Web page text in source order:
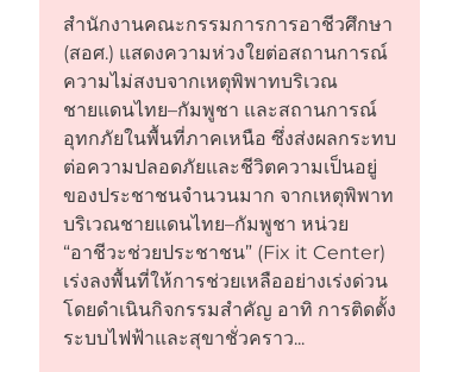
สำนักงานคณะกรรมการการอาชีวศึกษา
(สอศ.) แสดงความห่วงใยต่อสถานการณ์
ความไม่สงบจากเหตุพิพาทบริเวณ
ชายแดนไทย–กัมพูชา และสถานการณ์
อุทกภัยในพื้นที่ภาคเหนือ ซึ่งส่งผลกระทบ
ต่อความปลอดภัยและชีวิตความเป็นอยู่
ของประชาชนจำนวนมาก จากเหตุพิพาท
บริเวณชายแดนไทย–กัมพูชา หน่วย
“อาชีวะช่วยประชาชน” (Fix it Center)
เร่งลงพื้นที่ให้การช่วยเหลืออย่างเร่งด่วน
โดยดำเนินกิจกรรมสำคัญ อาทิ การติดตั้ง
ระบบไฟฟ้าและสุขาชั่วคราว...